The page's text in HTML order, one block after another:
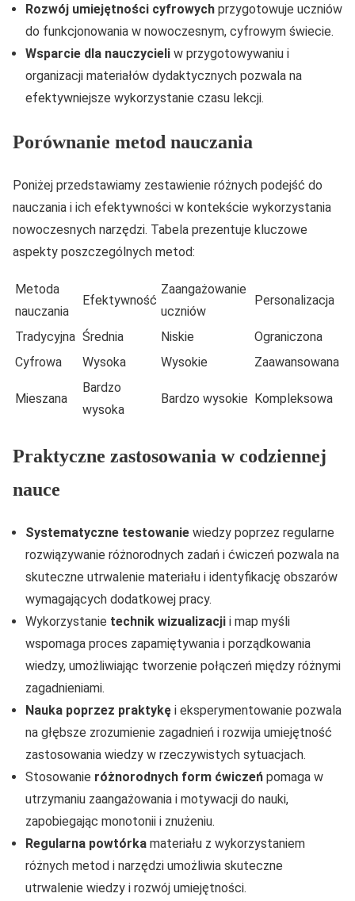
Rozwój umiejętności cyfrowych przygotowuje uczniów
do funkcjonowania w nowoczesnym, cyfrowym świecie.
Wsparcie dla nauczycieli w przygotowywaniu i
organizacji materiałów dydaktycznych pozwala na
efektywniejsze wykorzystanie czasu lekcji.
Porównanie metod nauczania
Poniżej przedstawiamy zestawienie różnych podejść do
nauczania i ich efektywności w kontekście wykorzystania
nowoczesnych narzędzi. Tabela prezentuje kluczowe
aspekty poszczególnych metod:
Metoda
nauczania
Efektywność
Zaangażowanie
uczniów
Personalizacja
Tradycyjna Średnia Niskie
Ograniczona
Cyfrowa
Wysoka Wysokie Zaawansowana
Mieszana
Bardzo
wysoka
Bardzo wysokie Kompleksowa
Praktyczne zastosowania w codziennej
nauce
Systematyczne testowanie wiedzy poprzez regularne
rozwiązywanie różnorodnych zadań i ćwiczeń pozwala na
skuteczne utrwalenie materiału i identyfikację obszarów
wymagających dodatkowej pracy.
Wykorzystanie technik wizualizacji i map myśli
wspomaga proces zapamiętywania i porządkowania
wiedzy, umożliwiając tworzenie połączeń między różnymi
zagadnieniami.
Nauka poprzez praktykę i eksperymentowanie pozwala
na głębsze zrozumienie zagadnień i rozwija umiejętność
zastosowania wiedzy w rzeczywistych sytuacjach.
Stosowanie różnorodnych form ćwiczeń pomaga w
utrzymaniu zaangażowania i motywacji do nauki,
zapobiegając monotonii i znużeniu.
Regularna powtórka materiału z wykorzystaniem
różnych metod i narzędzi umożliwia skuteczne
utrwalenie wiedzy i rozwój umiejętności.